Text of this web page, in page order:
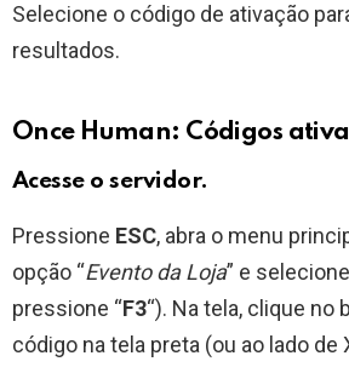
Selecione o código de ativação
resultados.
Once Human: Códigos
Acesse o servidor.
Pressione ESC, abra o menu
opção “Evento da Loja” e
pressione “F3“). Na tela, clique no
código na tela preta (ou ao lado de